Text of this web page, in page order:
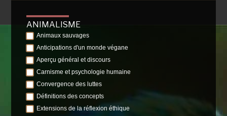
ANIMALISME
Animaux sauvages
Anticipations d'un monde végane
Aperçu général et discours
Carnisme et psychologie humaine
Convergence des luttes
Définitions des concepts
Extensions de la réflexion éthique